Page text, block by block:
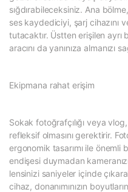
sığdırabileceksiniz. Ana
ses kaydediciyi, şarj cihazını
tutacaktır. Üstten erişilen ayrı
aracını da yanınıza almanızı
Ekipmana rahat erişim
Sokak fotoğrafçılığı veya
refleksif olmasını gerektirir.
ergonomik tasarımı ile önemli
endişesi duymadan
lensinizi saniyeler içinde
cihaz, donanımınızın